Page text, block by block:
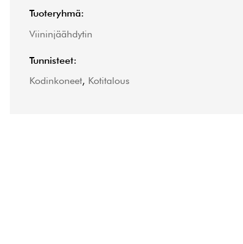
Tuoteryhmä:
Viininjäähdytin
Tunnisteet:
Kodinkoneet, Kotitalous